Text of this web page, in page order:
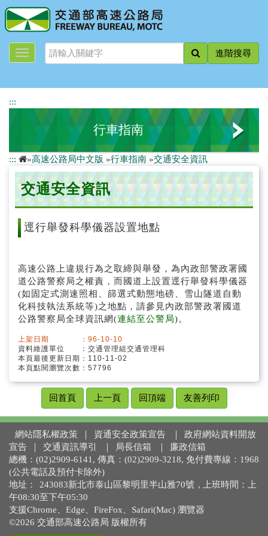
跳
到
主
進階搜尋
:::
行車指南
國道地圖
交通管理措施
交通工程資訊
道路救援資訊
交通法規
特殊車輛管制資訊
交通控制簡介
智慧化運輸系統
::: »高速公路局中文版 »行車指南 »交通安全資訊
交通安全資訊
逕行舉發科學儀器設置地點
高速公路上違規行為之取締與舉發，為內政部警政署國
道公路警察局之權責，而國道上設置逕行舉發科學儀器
(如固定式測速照相、篩選式動態地磅、雪山隧道自動
化科技執法系統等)之地點，請參見內政部警政署國道
公路警察局全球資訊網(連結至公警局)。
上架日期 ：96-10-10
資料維護單位 ：交通管理組交通管理科
本頁最後更新日期：110-11-02
本頁點閱瀏覽次數：57796
回首頁 上一頁 回頂端 友善列印
網站隱私權政策 資通安全政策宣告
政府網站資料開放
宣告
交通資訊導引 局長信箱
廉政信箱
總機：(02)2909-6141, 傳真：(02)2909-3218, 免付費專線：1968
(公共電話及預付卡除外)
地址：
243083新北市泰山區黎明里半山雅70號 , 上班時間：上
午08:30至下午05:30
支援Chrome、Edge、FireFox、Safari(Mac) 瀏覽器
©2026 交通部高速公路局 版權所有